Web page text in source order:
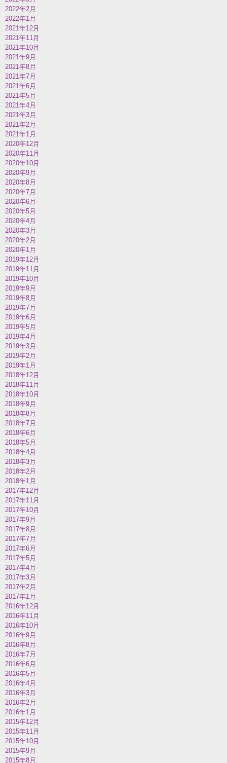
2022年2月
2022年1月
2021年12月
2021年11月
2021年10月
2021年9月
2021年8月
2021年7月
2021年6月
2021年5月
2021年4月
2021年3月
2021年2月
2021年1月
2020年12月
2020年11月
2020年10月
2020年9月
2020年8月
2020年7月
2020年6月
2020年5月
2020年4月
2020年3月
2020年2月
2020年1月
2019年12月
2019年11月
2019年10月
2019年9月
2019年8月
2019年7月
2019年6月
2019年5月
2019年4月
2019年3月
2019年2月
2019年1月
2018年12月
2018年11月
2018年10月
2018年9月
2018年8月
2018年7月
2018年6月
2018年5月
2018年4月
2018年3月
2018年2月
2018年1月
2017年12月
2017年11月
2017年10月
2017年9月
2017年8月
2017年7月
2017年6月
2017年5月
2017年4月
2017年3月
2017年2月
2017年1月
2016年12月
2016年11月
2016年10月
2016年9月
2016年8月
2016年7月
2016年6月
2016年5月
2016年4月
2016年3月
2016年2月
2016年1月
2015年12月
2015年11月
2015年10月
2015年9月
2015年8月